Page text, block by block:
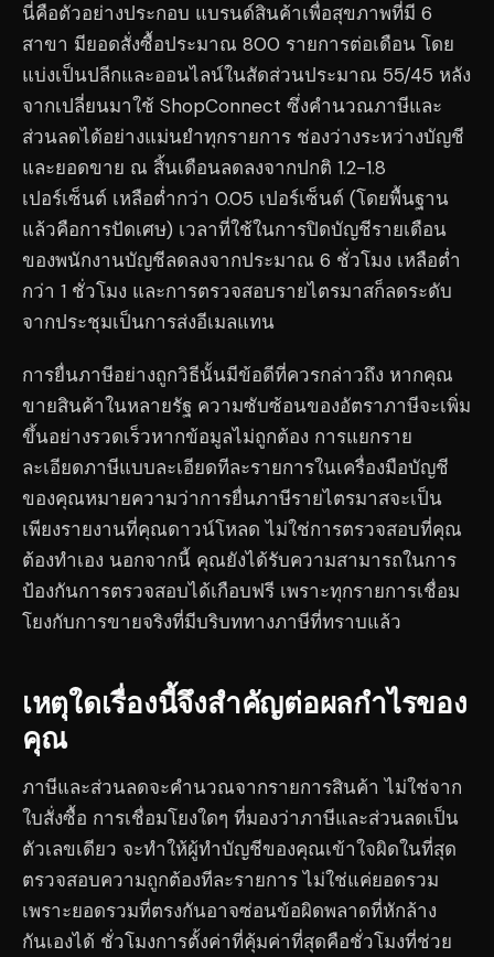
นี่คือตัวอย่างประกอบ แบรนด์สินค้าเพื่อสุขภาพที่มี 6
สาขา มียอดสั่งซื้อประมาณ 800 รายการต่อเดือน โดย
แบ่งเป็นปลีกและออนไลน์ในสัดส่วนประมาณ 55/45 หลัง
จากเปลี่ยนมาใช้ ShopConnect ซึ่งคำนวณภาษีและ
ส่วนลดได้อย่างแม่นยำทุกรายการ ช่องว่างระหว่างบัญชี
และยอดขาย ณ สิ้นเดือนลดลงจากปกติ 1.2-1.8
เปอร์เซ็นต์ เหลือต่ำกว่า 0.05 เปอร์เซ็นต์ (โดยพื้นฐาน
แล้วคือการปัดเศษ) เวลาที่ใช้ในการปิดบัญชีรายเดือน
ของพนักงานบัญชีลดลงจากประมาณ 6 ชั่วโมง เหลือต่ำ
กว่า 1 ชั่วโมง และการตรวจสอบรายไตรมาสก็ลดระดับ
จากประชุมเป็นการส่งอีเมลแทน
การยื่นภาษีอย่างถูกวิธีนั้นมีข้อดีที่ควรกล่าวถึง หากคุณ
ขายสินค้าในหลายรัฐ ความซับซ้อนของอัตราภาษีจะเพิ่ม
ขึ้นอย่างรวดเร็วหากข้อมูลไม่ถูกต้อง การแยกราย
ละเอียดภาษีแบบละเอียดทีละรายการในเครื่องมือบัญชี
ของคุณหมายความว่าการยื่นภาษีรายไตรมาสจะเป็น
เพียงรายงานที่คุณดาวน์โหลด ไม่ใช่การตรวจสอบที่คุณ
ต้องทำเอง นอกจากนี้ คุณยังได้รับความสามารถในการ
ป้องกันการตรวจสอบได้เกือบฟรี เพราะทุกรายการเชื่อม
โยงกับการขายจริงที่มีบริบททางภาษีที่ทราบแล้ว
เหตุใดเรื่องนี้จึงสำคัญต่อผลกำไรของ
คุณ
ภาษีและส่วนลดจะคำนวณจากรายการสินค้า ไม่ใช่จาก
ใบสั่งซื้อ การเชื่อมโยงใดๆ ที่มองว่าภาษีและส่วนลดเป็น
ตัวเลขเดียว จะทำให้ผู้ทำบัญชีของคุณเข้าใจผิดในที่สุด
ตรวจสอบความถูกต้องทีละรายการ ไม่ใช่แค่ยอดรวม
เพราะยอดรวมที่ตรงกันอาจซ่อนข้อผิดพลาดที่หักล้าง
กันเองได้ ชั่วโมงการตั้งค่าที่คุ้มค่าที่สุดคือชั่วโมงที่ช่วย